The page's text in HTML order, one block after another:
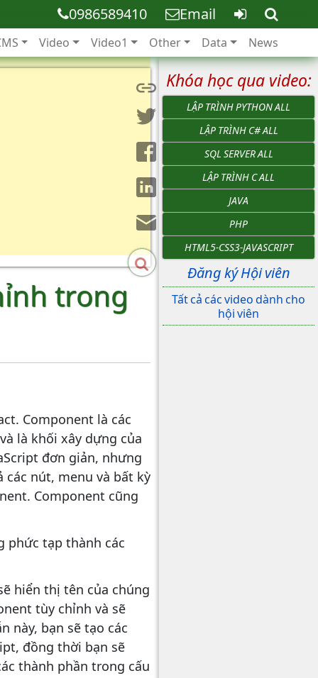
0986589410 Email
Video Video1 Other Data News
trong
Component là các
là khối xây dựng của
đơn giản, nhưng
các nút, menu và bất kỳ
Component cũng
phức tạp thành các
hiển thị tên của chúng
tùy chỉnh và sẽ
này, bạn sẽ tạo các
đồng thời bạn sẽ
thành phần trong cấu
Khóa học qua video:
LẬP TRÌNH PYTHON ALL
LẬP TRÌNH C# ALL
SQL SERVER ALL
LẬP TRÌNH C ALL
JAVA
PHP
HTML5-CSS3-JAVASCRIPT
Đăng ký Hội viên
Tất cả các video dành cho
hội viên